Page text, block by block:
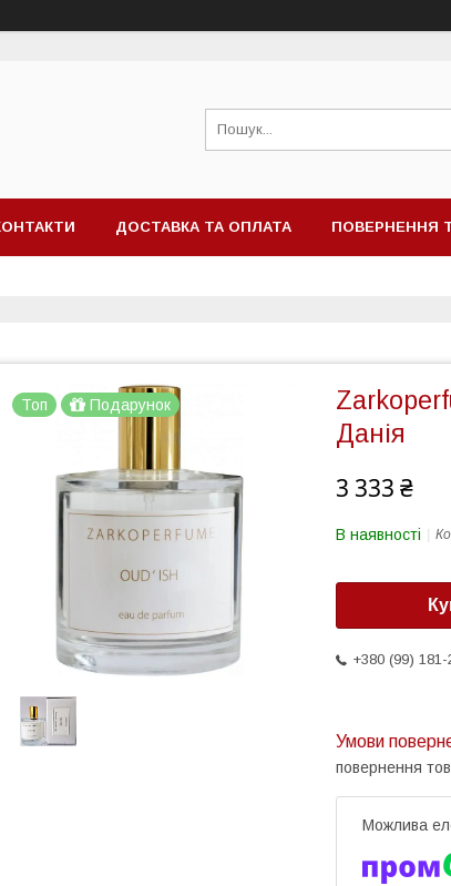
ДОСТАВКА ТА ОПЛАТА ПОВЕРНЕННЯ
Топ Подарунок
Данія
3 333 ₴
В наявності
+380 (99) 181-
повернення